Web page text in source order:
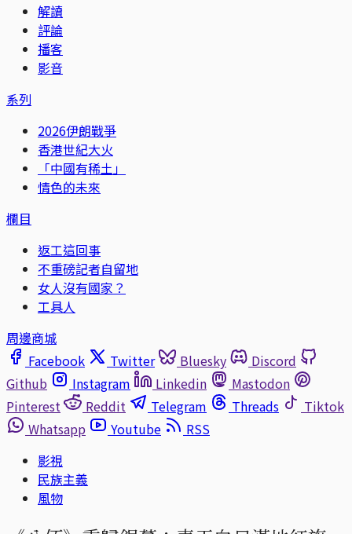
解讀
評論
播客
影音
系列
2026伊朗戰爭
香港世紀大火
「中國有稀土」
情色的未來
欄目
返工這回事
不重磅記者自留地
女人沒有國家？
工具人
周邊商城
Facebook
Twitter Bluesky
Discord
Github
Instagram Linkedin
Mastodon
Pinterest
Reddit Telegram Threads
Tiktok
Whatsapp
Youtube
RSS
影視
民族主義
風物